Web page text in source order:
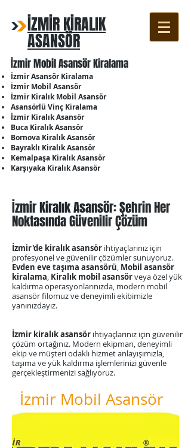
İZMİR KİRALIK
ASANSÖR
İzmir Mobil Asansör Kiralama
İzmir Asansör Kiralama
İzmir Mobil Asansör
İzmir Kiralık Mobil Asansör
Asansörlü Vinç Kiralama
İzmir Kiralık Asansör
Buca Kiralık Asansör
Bornova Kiralık Asansör
Bayraklı Kiralık Asansör
Kemalpaşa Kiralık Asansör
Karşıyaka Kiralık Asansör
İzmir Kiralık Asansör: Şehrin Her
Noktasında Güvenilir Çözüm
İzmir'de kiralık asansör ihtiyaçlarınız için
profesyonel ve güvenilir çözümler sunuyoruz.
Evden eve taşıma asansörü, Mobil asansör
kiralama, Kiralık mobil asansörveya özel yük
kaldırma operasyonlarınızda, modern mobil
asansör filomuz ve deneyimli ekibimizle
yanınızdayız.
​İzmir kiralık asansör ihtiyaçlarınız için güvenilir
çözüm ortağınız. Modern ekipman, deneyimli
ekip ve müşteri odaklı hizmet anlayışımızla,
taşıma ve yük kaldırma işlemlerinizi güvenle
gerçekleştirmenizi sağlıyoruz.
İzmir Mobil Asansör